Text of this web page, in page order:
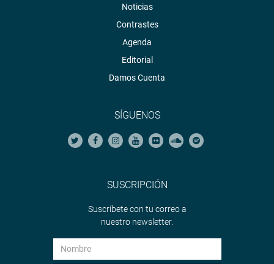
Noticias
Contrastes
Agenda
Editorial
Damos Cuenta
SÍGUENOS
SUSCRIPCIÓN
Suscríbete con tu correo a
nuestro newsletter.